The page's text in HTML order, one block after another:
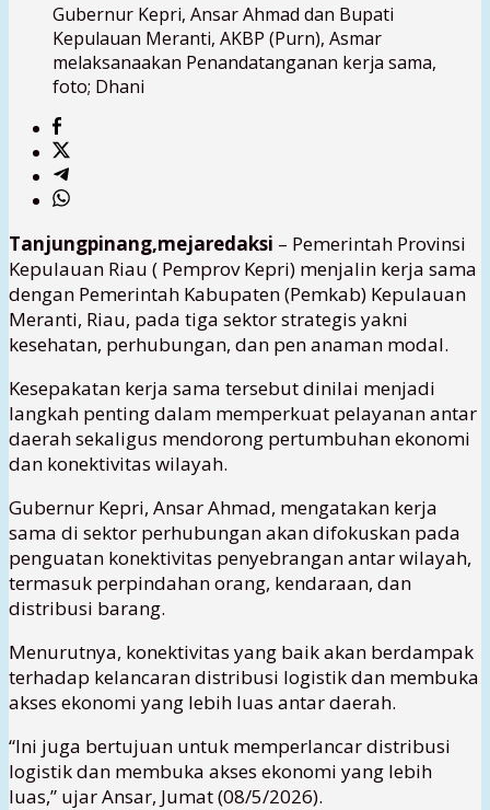
Gubernur Kepri, Ansar Ahmad dan Bupati
Kepulauan Meranti, AKBP (Purn), Asmar
melaksanaakan Penandatanganan kerja sama,
foto; Dhani
Tanjungpinang,mejaredaksi – Pemerintah Provinsi
Kepulauan Riau ( Pemprov Kepri) menjalin kerja sama
dengan Pemerintah Kabupaten (Pemkab) Kepulauan
Meranti, Riau, pada tiga sektor strategis yakni
kesehatan, perhubungan, dan pen anaman modal.
Kesepakatan kerja sama tersebut dinilai menjadi
langkah penting dalam memperkuat pelayanan antar
daerah sekaligus mendorong pertumbuhan ekonomi
dan konektivitas wilayah.
Gubernur Kepri, Ansar Ahmad, mengatakan kerja
sama di sektor perhubungan akan difokuskan pada
penguatan konektivitas penyebrangan antar wilayah,
termasuk perpindahan orang, kendaraan, dan
distribusi barang.
Menurutnya, konektivitas yang baik akan berdampak
terhadap kelancaran distribusi logistik dan membuka
akses ekonomi yang lebih luas antar daerah.
“Ini juga bertujuan untuk memperlancar distribusi
logistik dan membuka akses ekonomi yang lebih
luas,” ujar Ansar, Jumat (08/5/2026).